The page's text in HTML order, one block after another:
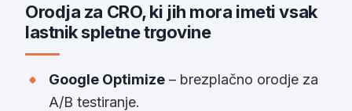
Orodja za CRO, ki jih mora imeti vsak
lastnik spletne trgovine
Google Optimize – brezplačno orodje za
A/B testiranje.